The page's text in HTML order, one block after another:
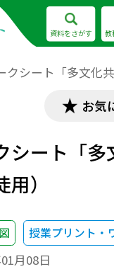
資料をさがす 教
クシート「多文化
お気
シート「多
）
授業プリント・
月08日